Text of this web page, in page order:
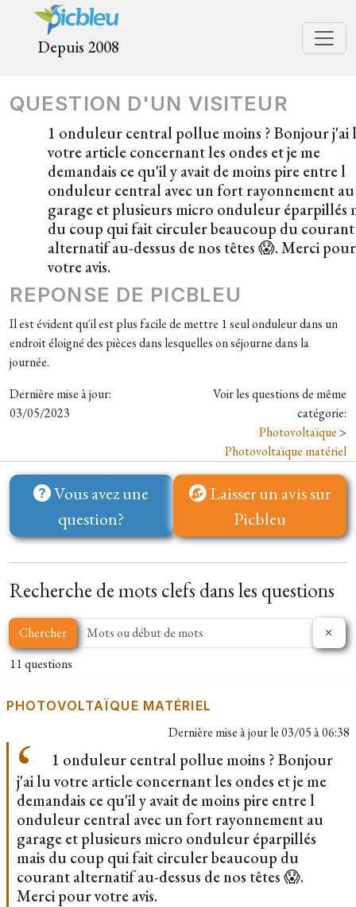
Depuis 2008
QUESTION D'UN VISITEUR
1 onduleur central pollue moins ? Bonjour j'ai
votre article concernant les ondes et je me
demandais ce qu'il y avait de moins pire entre l
onduleur central avec un fort rayonnement au
garage et plusieurs micro onduleur éparpillés
du coup qui fait circuler beaucoup du courant
alternatif au-dessus de nos têtes 😱. Merci pour
votre avis.
REPONSE DE PICBLEU
Il est évident qu'il est plus facile de mettre 1 seul onduleur dans un
endroit éloigné des pièces dans lesquelles on séjourne dans la
journée.
Dernière mise à jour:
03/05/2023
Voir les questions de même
catégorie:
Photovoltaïque >
Photovoltaïque matériel
Vous avez une
question?
Laisser un avis sur
Picbleu
Recherche de mots clefs dans les questions
Chercher
11 questions
PHOTOVOLTAÏQUE MATÉRIEL
Dernière mise à jour le03/05 à 06:38
1 onduleur central pollue moins ? Bonjour
j'ai lu votre article concernant les ondes et je me
demandais ce qu'il y avait de moins pire entre l
onduleur central avec un fort rayonnement au
garage et plusieurs micro onduleur éparpillés
mais du coup qui fait circuler beaucoup du
courant alternatif au-dessus de nos têtes 😱.
Merci pour votre avis.